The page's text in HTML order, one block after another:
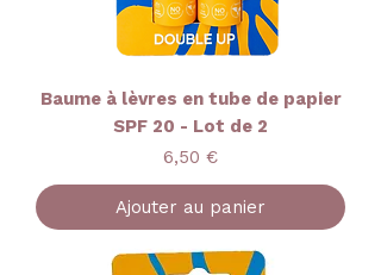
Baume à lèvres en tube de papier
SPF 20 - Lot de 2
Prix
6,50 €
Ajouter au panier